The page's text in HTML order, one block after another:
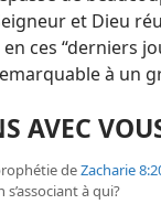
et Dieu
ces “derniers
à un
AVEC
deZacharie
à qui?